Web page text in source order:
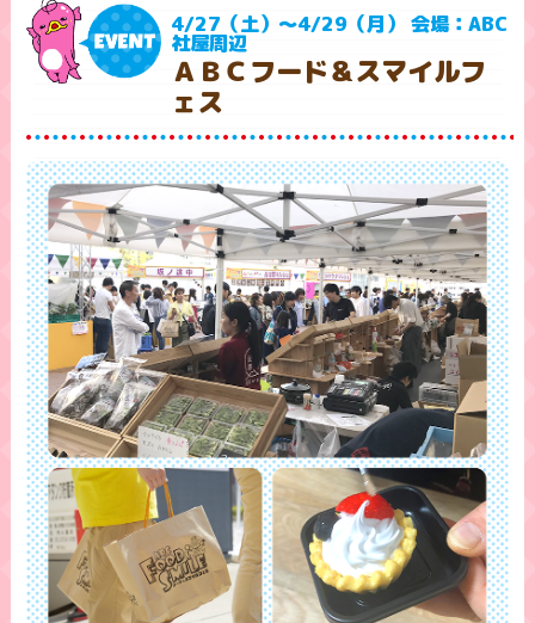
4/27（土）～4/29（月） 会場：ABC
社屋周辺
ＡＢＣフード＆スマイルフ
ェス